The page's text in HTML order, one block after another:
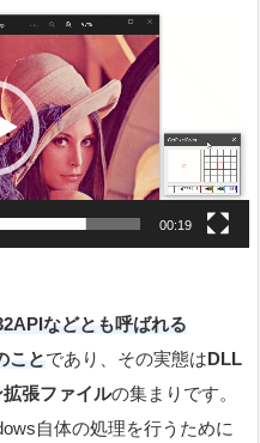
00:19
などとも呼ばれる
ことであり、その実態はDLL
張ファイルの集まりです。
自体の処理を行うために